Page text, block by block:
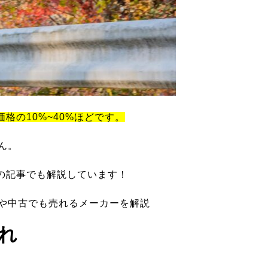
格の10%~40%ほどです。
。
事でも解説しています！
中古でも売れるメーカーを解説